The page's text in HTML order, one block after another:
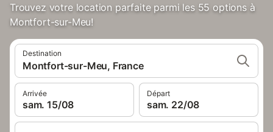
Trouvez votre location parfaite parmi les 55 options à
Montfort-sur-Meu!
Destination
Montfort-sur-Meu, France
Arrivée
sam. 15/08
Départ
sam. 22/08